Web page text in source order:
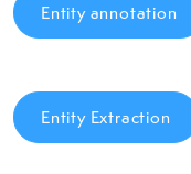
Entity annotation
Entity Extraction